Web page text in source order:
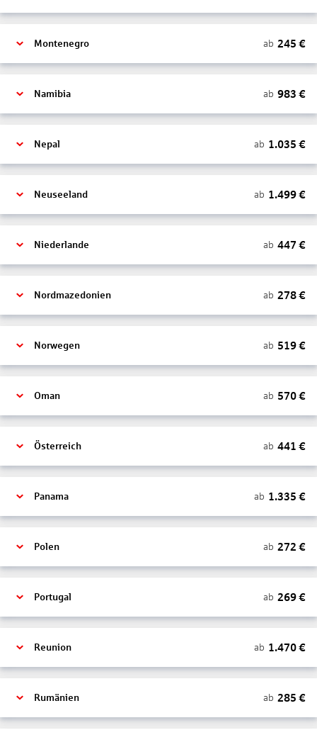
Montenegro ab 245 €
Namibia ab 983 €
Nepal ab 1.035 €
Neuseeland ab 1.499€
Niederlande ab 447 €
Nordmazedonien ab 278€
Norwegen ab 519€
Oman ab 570€
Österreich ab 441 €
Panama ab 1.335 €
Polen ab 272 €
Portugal ab 269€
Reunion ab 1.470€
Rumänien ab 285 €